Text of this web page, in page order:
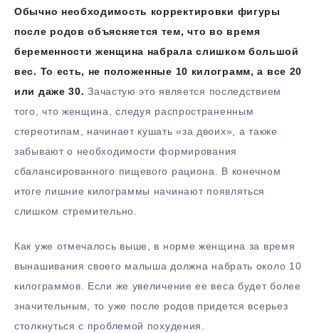
Обычно необходимость корректировки фигуры
после родов объясняется тем, что во время
беременности женщина набрала слишком большой
вес. То есть, не положенные 10 килограмм, а все 20
или даже 30. Зачастую это является последствием
того, что женщина, следуя распространенным
стереотипам, начинает кушать «за двоих», а также
забывают о необходимости формирования
сбалансированного пищевого рациона. В конечном
итоге лишние килограммы начинают появляться
слишком стремительно.
Как уже отмечалось выше, в норме женщина за время
вынашивания своего малыша должна набрать около 10
килограммов. Если же увеличение ее веса будет более
значительным, то уже после родов придется всерьез
столкнуться с проблемой похудения.